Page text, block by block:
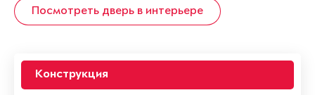
Посмотреть дверь в интерьере
Конструкция